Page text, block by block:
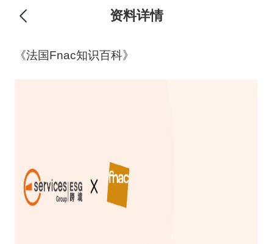
资料详情
《法国Fnac知识百科》